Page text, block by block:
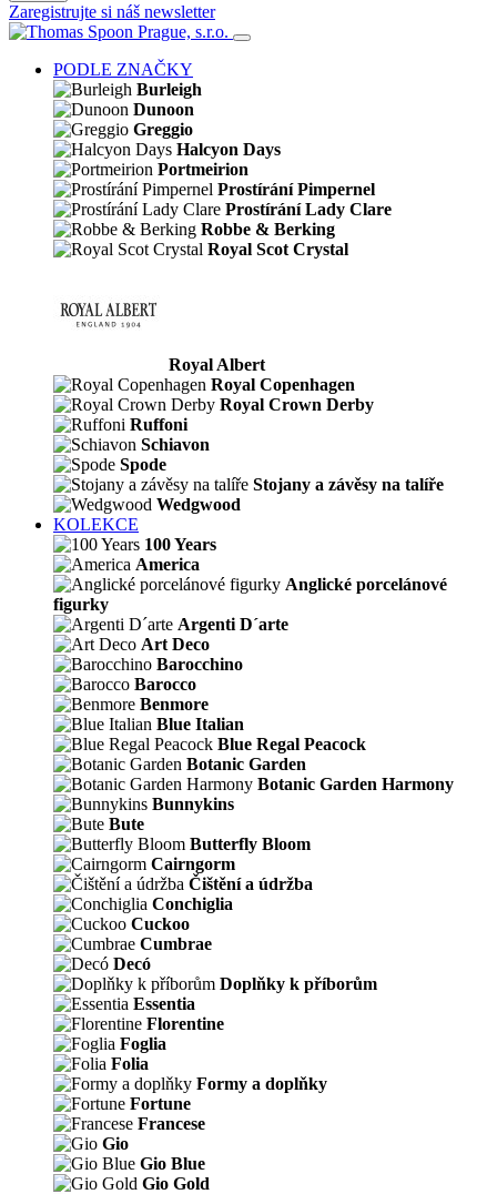
Zaregistrujte si náš newsletter
PODLE ZNAČKY
Burleigh
Dunoon
Greggio
Halcyon Days
Portmeirion
Prostírání Pimpernel
Prostírání Lady Clare
Robbe & Berking
Royal Scot Crystal
Royal Albert
Royal Copenhagen
Royal Crown Derby
Ruffoni
Schiavon
Spode
Stojany a závěsy na talíře
Wedgwood
KOLEKCE
100 Years
America
Anglické porcelánové
figurky
Argenti D´arte
Art Deco
Barocchino
Barocco
Benmore
Blue Italian
Blue Regal Peacock
Botanic Garden
Botanic Garden Harmony
Bunnykins
Bute
Butterfly Bloom
Cairngorm
Čištění a údržba
Conchiglia
Cuckoo
Cumbrae
Decó
Doplňky k příborům
Essentia
Florentine
Foglia
Folia
Formy a doplňky
Fortune
Francese
Gio
Gio Blue
Gio Gold